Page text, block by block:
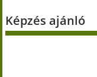
Képzés ajánló